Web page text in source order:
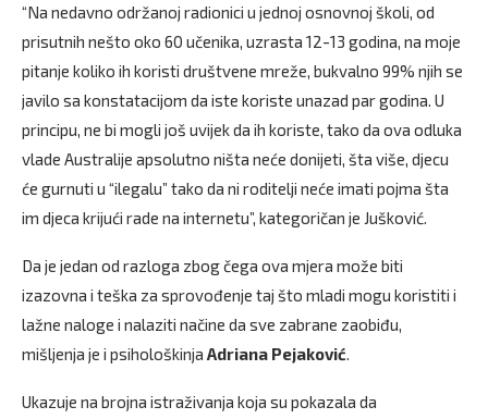
“Na nedavno održanoj radionici u jednoj osnovnoj školi, od
prisutnih nešto oko 60 učenika, uzrasta 12-13 godina, na moje
pitanje koliko ih koristi društvene mreže, bukvalno 99% njih se
javilo sa konstatacijom da iste koriste unazad par godina. U
principu, ne bi mogli još uvijek da ih koriste, tako da ova odluka
vlade Australije apsolutno ništa neće donijeti, šta više, djecu
će gurnuti u “ilegalu” tako da ni roditelji neće imati pojma šta
im djeca krijući rade na internetu”, kategoričan je Jušković.
Da je jedan od razloga zbog čega ova mjera može biti
izazovna i teška za sprovođenje taj što mladi mogu koristiti i
lažne naloge i nalaziti načine da sve zabrane zaobiđu,
mišljenja je i psihološkinja Adriana Pejaković.
Ukazuje na brojna istraživanja koja su pokazala da